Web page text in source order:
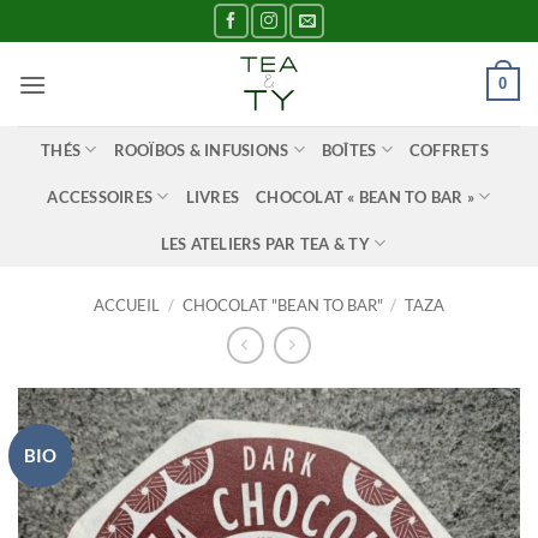
au
contenu
0
THÉS ROOÏBOS & INFUSIONS BOÎTES COFFRETS
ACCESSOIRES LIVRES CHOCOLAT « BEAN TO BAR »
LES ATELIERS PAR TEA & TY
ACCUEIL / CHOCOLAT "BEAN TO BAR" / TAZA
BIO